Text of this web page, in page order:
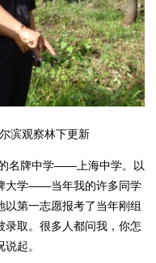
滨观察林下更新
名牌中学——上海中学。以
大学——当年我的许多同学
第一志愿报考了当年刚组
录取。很多人都问我，你怎
起。